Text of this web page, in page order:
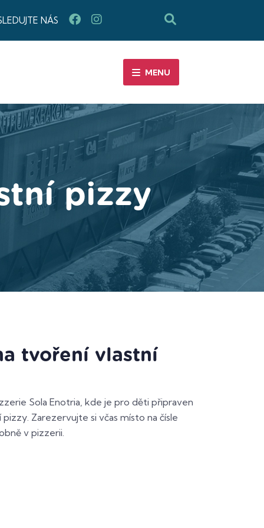
NÁS
MENU
pizzy
tvoření vlastní
Sola Enotria, kde je pro děti připraven
Zarezervujte si včas místo na čísle
v pizzerii.